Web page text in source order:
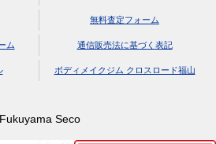
無料査定フォーム
ム 通信販売法に基づく表記
ボディメイクジム クロスロード福山
Fukuyama Seco